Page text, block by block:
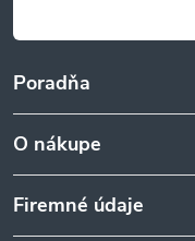
Poradňa
O nákupe
Firemné údaje